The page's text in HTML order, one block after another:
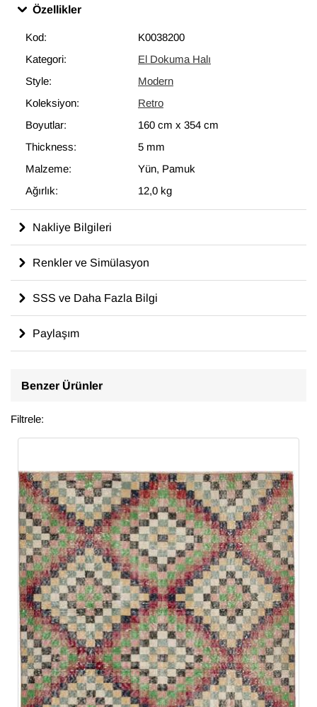
düşürmek için el makineleri ile traşlanan halıların gerekli
bakımları yapılarak satışa sunulur. Bu muhteşem dönüşüm,
ortaya çıkartır.
160 cm x 354 cm
ölçülerinde olan bu halı, pamuktan üzerine
yün ile dokunmuştur.
Özellikler
Kod:
K0038200
Kategori:
El Dokuma Halı
Style:
Modern
Koleksiyon:
Retro
Boyutlar:
160 cm x 354 cm
Thickness:
5 mm
Malzeme:
Yün, Pamuk
Ağırlık:
12,0 kg
Nakliye Bilgileri
Renkler ve Simülasyon
SSS ve Daha Fazla Bilgi
Paylaşım
Benzer Ürünler
Filtrele: